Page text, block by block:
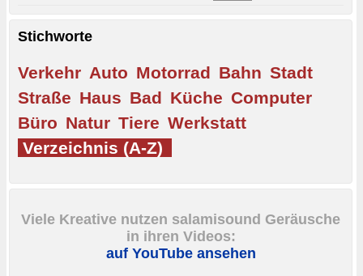
Stichworte
Verkehr Auto Motorrad Bahn Stadt
Straße Haus Bad Küche Computer
Büro Natur Tiere Werkstatt
Verzeichnis (A-Z)
Viele Kreative nutzen salamisound Geräusche
in ihren Videos:
auf YouTube ansehen